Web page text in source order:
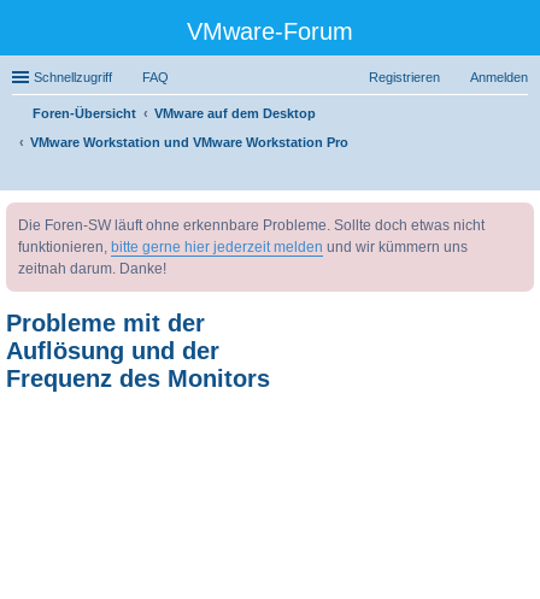
VMware-Forum
Schnellzugriff FAQ Anmelden
Registrieren
Foren-Übersicht
VMware auf dem Desktop
VMware Workstation und VMware Workstation Pro
uc
Die Foren-SW läuft ohne erkennbare Probleme. Sollte doch etwas nicht
funktionieren, bitte gerne hier jederzeit melden und wir kümmern uns
zeitnah darum. Danke!
Probleme mit der
Auflösung und der
Frequenz des Monitors